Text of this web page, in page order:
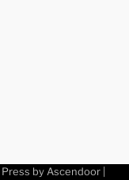
Press byAscendoor|